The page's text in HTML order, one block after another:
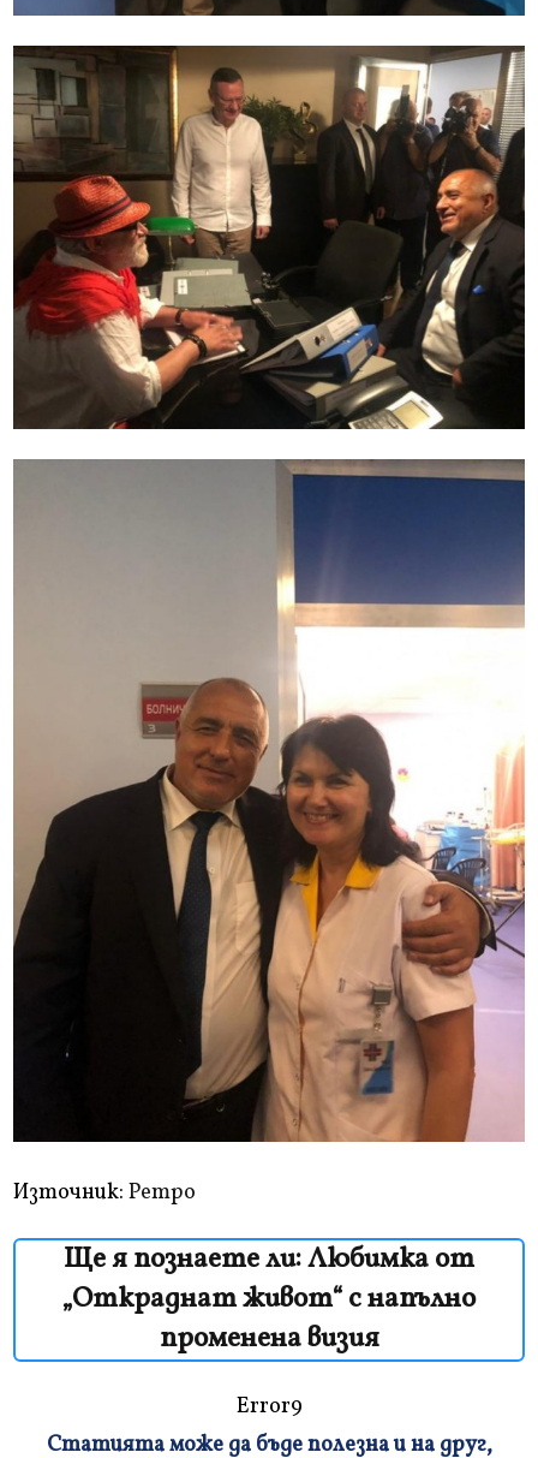
Източник: Ретро
Ще я познаете ли: Любимка от
„Откраднат живот“ с напълно
променена визия
Error9
Статията може да бъде полезна и на друг,